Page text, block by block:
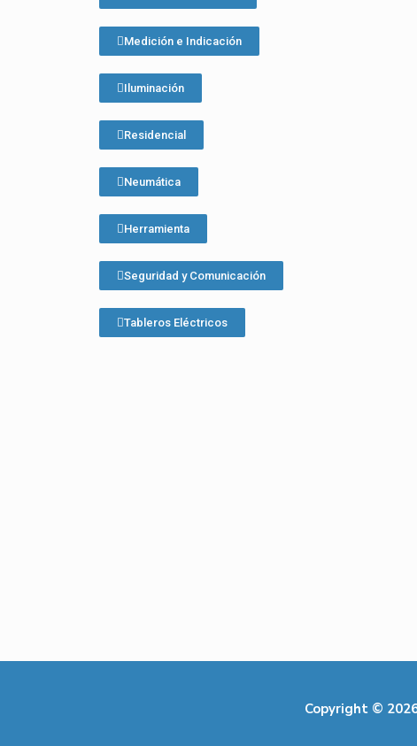
Medición e Indicación
Iluminación
Residencial
Neumática
Herramienta
Seguridad y Comunicación
Tableros Eléctricos
Copyright ©